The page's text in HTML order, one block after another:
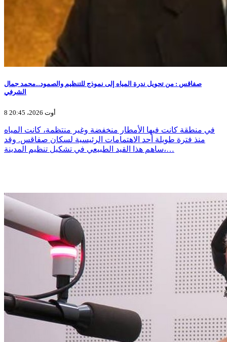
صفاقس : من تحويل ندرة المياه إلى نموذج للتنظيم والصمود...محمد جمال
الشرفي
8 أوت 2026، 20:45
في منطقة كانت فيها الأمطار منخفضة وغير منتظمة، كانت المياه
منذ فترة طويلة أحد الاهتمامات الرئيسية لسكان صفاقس. وقد
ساهم هذا القيد الطبيعي في تشكيل تنظيم المدينة،…